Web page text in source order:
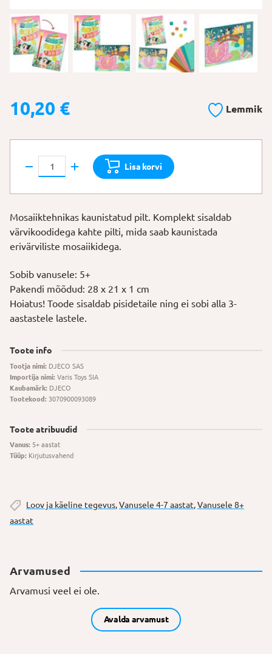
10,20 € Lemmik
DJECO
Mosaiigid
"Kyoto"
Lisa korvi
Mosaiiktehnikas kaunistatud pilt. Komplekt sisaldab
värvikoodidega kahte pilti, mida saab kaunistada
erivärviliste mosaiikidega.
Sobib vanusele: 5+
Pakendi mõõdud: 28 x 21 x 1 cm
Hoiatus! Toode sisaldab pisidetaile ning ei sobi alla 3-
aastastele lastele.
Toote info
Tootja nimi: DJECO SAS
Importija nimi: Varis Toys SIA
Kaubamärk: DJECO
Tootekood: 3070900093089
Toote atribuudid
Vanus: 5+ aastat
Tüüp: Kirjutusvahend
Loov ja käeline tegevus,Vanusele 4-7 aastat,Vanusele 8+
aastat
Arvamused
Arvamusi veel ei ole.
Avalda arvamust